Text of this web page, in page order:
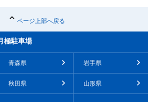
ページ上部へ戻る
極駐車場
青森県 岩手県
秋田県 山形県